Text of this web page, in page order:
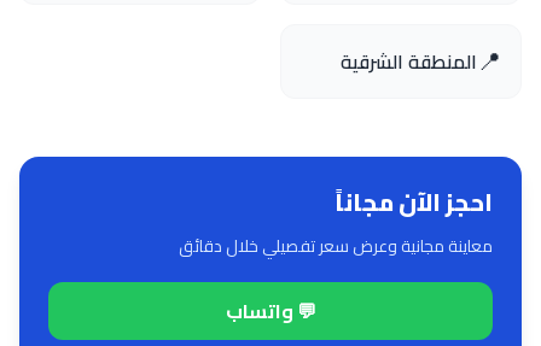
📍المنطقة الشرقية
احجز الآن مجاناً
معاينة مجانية وعرض سعر تفصيلي خلال دقائق
💬 واتساب